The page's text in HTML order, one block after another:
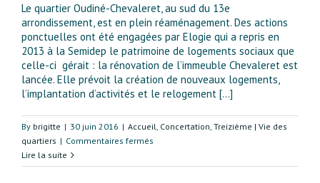
Le quartier Oudiné-Chevaleret, au sud du 13e
arrondissement, est en plein réaménagement. Des actions
ponctuelles ont été engagées par Elogie qui a repris en
2013 à la Semidep le patrimoine de logements sociaux que
celle-ci gérait : la rénovation de l’immeuble Chevaleret est
lancée. Elle prévoit la création de nouveaux logements,
l’implantation d’activités et le relogement [...]
By brigitte | 30 juin 2016 | Accueil Concertation Treizième | Vie des
quartiers | Commentaires fermés
quartier
Lire la suite